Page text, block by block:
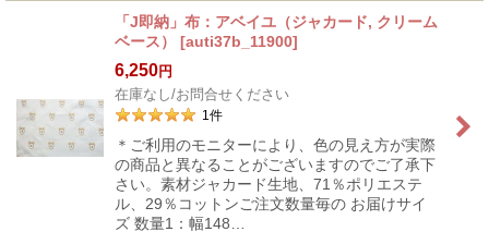
「J即納」布：アベイユ（ジャカード, クリーム
ベース）
[auti37b_11900]
6,250円
在庫なし/お問合せください
1 件
＊ご利用のモニターにより、色の見え方が実際
の商品と異なることがございますのでご了承下
さい。素材ジャカード生地、71％ポリエステ
ル、29％コットンご注文数量毎の お届けサイ
ズ 数量1：幅148…